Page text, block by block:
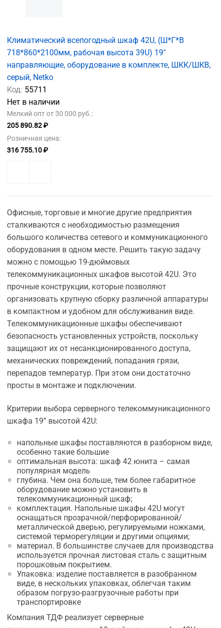
Климатический всепогодный шкаф 42U, (Ш*Г*В
718*860*2100мм, рабочая высота 39U) 19"
направляющие, оборудование в комплекте, ШКК/ШКВ,
серый, Netko
Код: 55711
Нет в наличии
Мелкий опт от 30 000 руб.:
205 890.82 ₽
Розничная цена:
316 755.10 ₽
Офисные, торговые и многие другие предприятия
сталкиваются с необходимостью размещения
большого количества сетевого и коммуникационного
оборудования в одном месте. Решить такую задачу
можно с помощью 19-дюймовых
телекоммуникационных шкафов высотой 42U. Это
прочные конструкции, которые позволяют
организовать крупную сборку различной аппаратуры
в компактном и удобном для обслуживания виде.
Телекоммуникационные шкафы обеспечивают
безопасность установленных устройств, поскольку
защищают их от несанкционированного доступа,
механических повреждений, попадания грязи,
перепадов температур. При этом они достаточно
просты в монтаже и подключении.
Критерии выбора серверного телекоммуникационного
шкафа 19” высотой 42U:
напольные шкафы поставляются в разборном виде,
особенно такие большие
оптимальная высота: шкаф 42 юнита – самая
популярная модель
глубина. Чем она больше, тем более габаритное
оборудование можно установить в
телекоммуникационный шкаф;
комплектация. Напольные шкафы 42U могут
оснащаться прозрачной/перфорированной/
металлической дверью, регулируемыми ножками,
системой терморегуляции и другими опциями;
материал. В большинстве случаев для производства
используется прочная листовая сталь с защитным
порошковым покрытием.
Упаковка: изделие поставляется в разобранном
виде, в нескольких упаковках, облегчая таким
образом погрузо-разгрузочные работы при
транспортировке
Компания ТДФ реализует серверные